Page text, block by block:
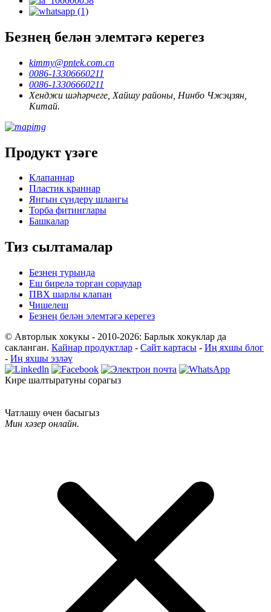
Безнең белән элемтәгә керегез
kimmy@pntek.com.cn
0086-13306660211
0086-13306660211
Хенджи шәһәрчеге, Хайшу районы, Нинбо Чжэцзян,
Китай.
Продукт үзәге
Клапаннар
Пластик краннар
Янгын сүндерү шлангы
Торба фитинглары
Башкалар
Тиз сылтамалар
Безнең турында
Еш бирелә торган сораулар
ПВХ шарлы клапан
Чишелеш
Безнең белән элемтәгә керегез
© Авторлык хокукы - 2010-2026: Барлык хокуклар да
сакланган. Кайнар продуктлар - Сайт картасы - Иң яхшы блог
- Иң яхшы эзләү
Кире шалтыратуны сорагыз
Чатлашу өчен басыгыз
Мин хәзер онлайн.